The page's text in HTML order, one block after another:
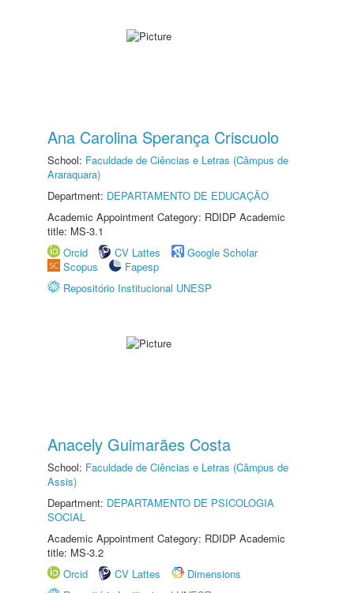
Ana Carolina Sperança Criscuolo
School: Faculdade de Ciências e Letras (Câmpus de
Araraquara)
Department: DEPARTAMENTO DE EDUCAÇÃO
Academic Appointment Category: RDIDP Academic
title: MS-3.1
Orcid
CV Lattes
Google Scholar
Scopus
Fapesp
Repositório Institucional UNESP
Anacely Guimarães Costa
School: Faculdade de Ciências e Letras (Câmpus de
Assis)
Department: DEPARTAMENTO DE PSICOLOGIA
SOCIAL
Academic Appointment Category: RDIDP Academic
title: MS-3.2
Orcid
CV Lattes
Dimensions